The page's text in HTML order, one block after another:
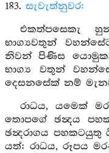
183. සැවැත්නුවර:
එකත්පසෙකැ
භාග්‍යවතුන්
නිවන් පිණිස
භාග්‍ය වතුන්
දෙසනසේක් නම්
රාධය, යමෙක්
තොපගේ ඡන්‍දය
ඡන්‍දරාගය පහකටයුතු
යත්: රාධය, රූපය